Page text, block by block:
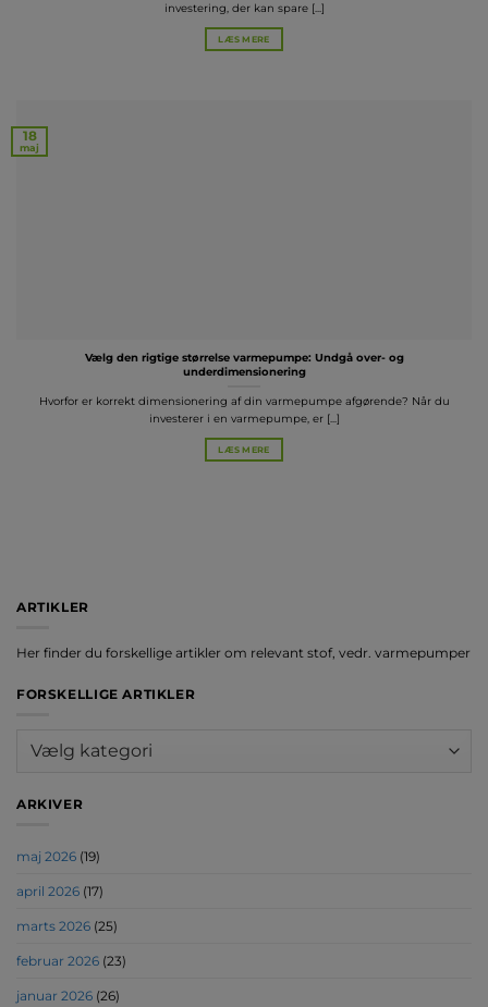
investering, der kan spare [...]
LÆS MERE
Vælg den rigtige størrelse varmepumpe: Undgå over- og
underdimensionering
Hvorfor er korrekt dimensionering af din varmepumpe afgørende? Når du
investerer i en varmepumpe, er [...]
LÆS MERE
18
maj
ARTIKLER
Her finder du forskellige artikler om relevant stof, vedr. varmepumper
FORSKELLIGE ARTIKLER
artikler
ARKIVER
maj 2026 (19)
april 2026 (17)
marts 2026 (25)
februar 2026 (23)
januar 2026 (26)